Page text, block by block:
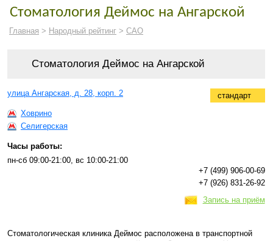
Стоматология Деймос на Ангарской
Главная > Народный рейтинг > САО
Стоматология Деймос на Ангарской
стандарт
улица Ангарская, д. 28, корп. 2
Ховрино
Селигерская
Часы работы:
пн-сб 09:00-21:00, вс 10:00-21:00
+7 (499) 906-00-69
+7 (926) 831-26-92
Запись на приём
Стоматологическая клиника Деймос расположена в транспортной